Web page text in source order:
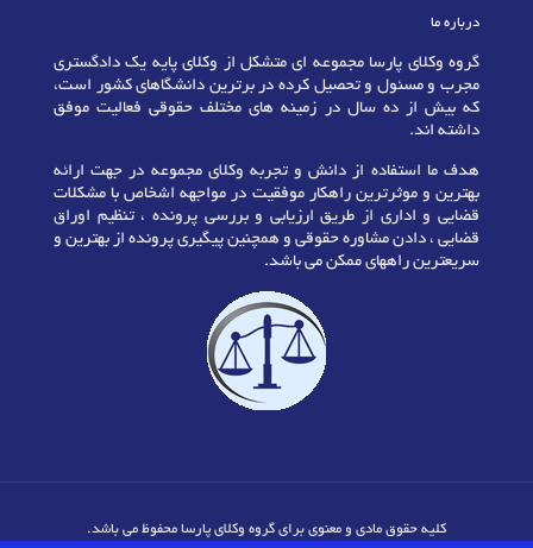
درباره ما
گروه وکلای پارسا مجموعه ای متشکل از وکلای پایه یک دادگستری
مجرب و مسئول و تحصیل کرده در برترین دانشگاهای کشور است،
که بیش از ده سال در زمینه های مختلف حقوقی فعالیت موفق
داشته اند.
هدف ما استفاده از دانش و تجربه وکلای مجموعه در جهت ارائه
بهترین و موثرترین راهکار موفقیت در مواجهه اشخاص با مشکلات
قضایی و اداری از طریق ارزیابی و بررسی پرونده ، تنظیم اوراق
قضایی ، دادن مشاوره حقوقی و همچنین پیگیری پرونده از بهترین و
سریعترین راههای ممکن می باشد.
کلیه حقوق مادی و معنوی برای گروه وکلای پارسا محفوظ می باشد.